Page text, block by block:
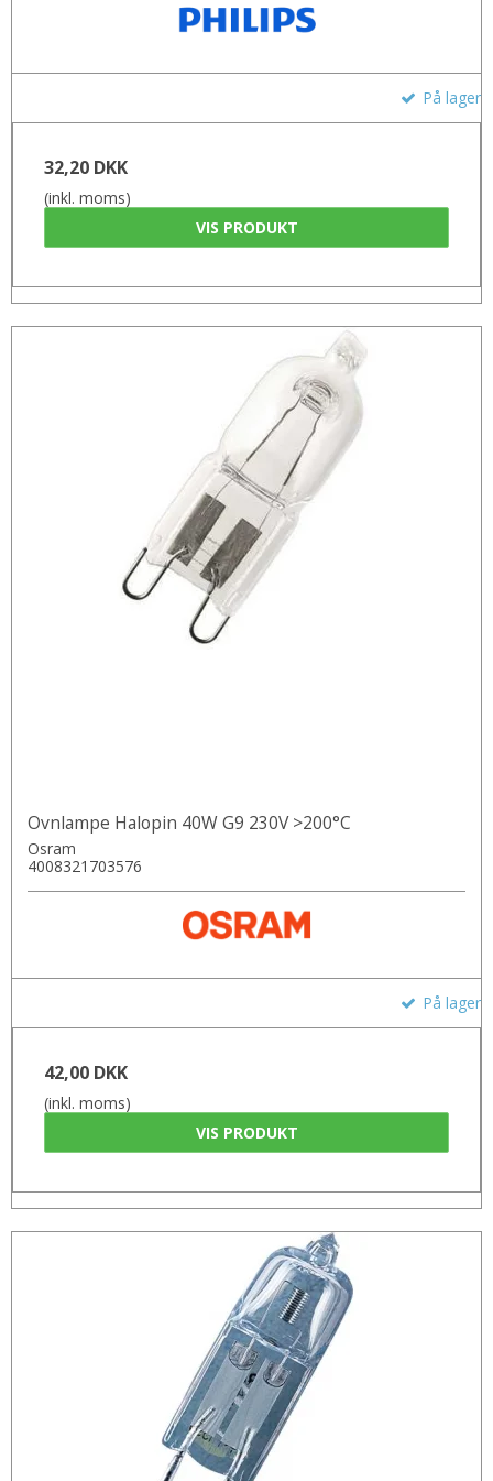
På lager
32,20 DKK
(inkl. moms)
VIS PRODUKT
Ovnlampe Halopin 40W G9 230V >200°C
Osram
4008321703576
På lager
42,00 DKK
(inkl. moms)
VIS PRODUKT